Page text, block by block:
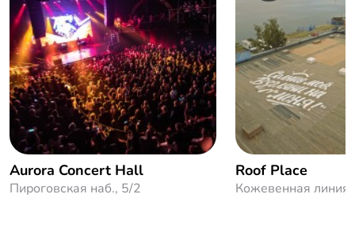
Aurora Concert Hall
Пироговская наб., 5/2
Roof Place
Кожевенная